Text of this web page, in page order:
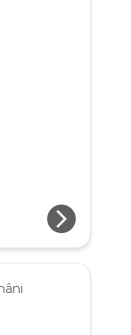
arrow_forward_ios